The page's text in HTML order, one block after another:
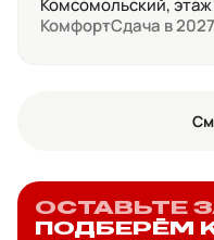
Комсомольский, этаж
КомфортСдача в 2027
ОСТАВЬТЕ
ПОДБЕРЁМ